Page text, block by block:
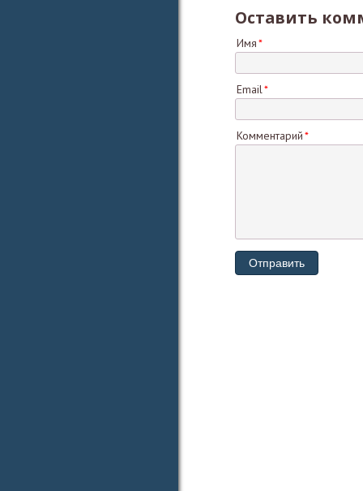
Оставить
Имя
Email
Комментарий